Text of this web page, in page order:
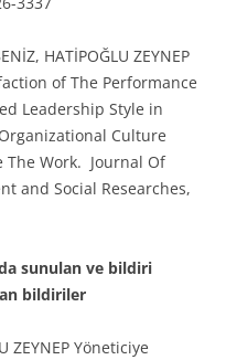
HATİPOĞLU ZEYNEP
of The Performance
Leadership Style in
Culture
The Work. Journal Of
and Social Researches,
sunulan ve bildiri
bildiriler
ZEYNEP Yöneticiye